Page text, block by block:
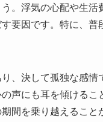
。浮気の心配や生活
要因です。特に、普
、決して孤独な感情
声にも耳を傾けるこ
間を乗り越えること